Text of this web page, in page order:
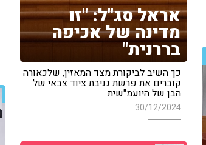
אראל סג"ל: "זו
מדינה של אכיפה
בררנית"
כך השיב לביקורת מצד המאזין, שלכאורה
קוברים את פרשת גניבת ציוד צבאי של
הבן של היועמ"שית
30/12/2024